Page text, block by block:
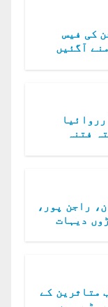
کی فیس
آگئیں
فتنہ
راجن پور،
دیہات
متاثرین کے